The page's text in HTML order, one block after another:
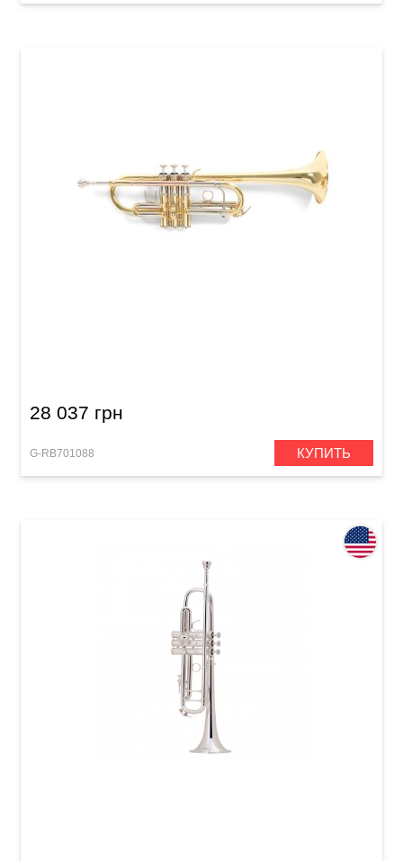
28 037 грн
G-RB701088 КУПИТЬ